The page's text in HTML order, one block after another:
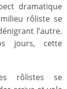
dramatique
milieu rôliste se
l’autre.
jours, cette
rôlistes se